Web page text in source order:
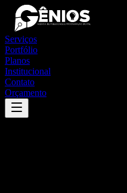
Serviços
Portfólio
Planos
Institucional
Contato
Orçamento